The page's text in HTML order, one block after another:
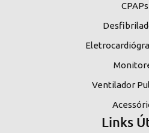
CPAPs
Ventilador
Links